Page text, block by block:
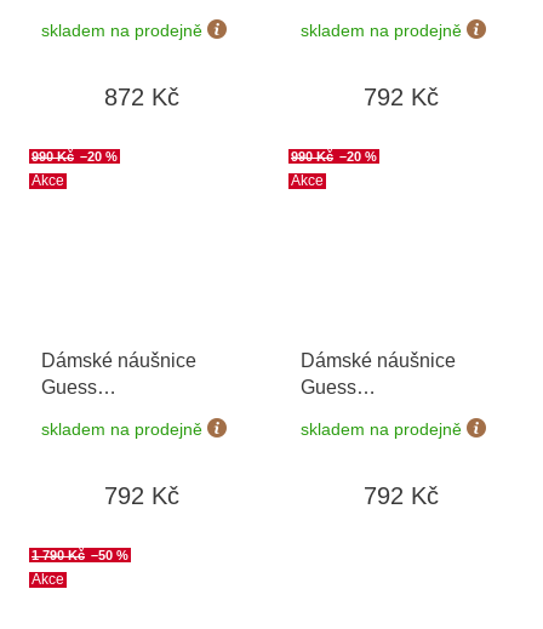
JUBE04458JWRHT/U
skladem na prodejně
872 Kč
JUBE05024JWRHT/U
skladem na prodejně
792 Kč
Akce
990 Kč –20 %
Dámské náušnice
Guess
JUBE04058JWRHT/U
skladem na prodejně
792 Kč
Akce
990 Kč –20 %
Dámské náušnice
Guess
JUBE04164JWRHT/U
skladem na prodejně
792 Kč
Akce
1 790 Kč –50 %